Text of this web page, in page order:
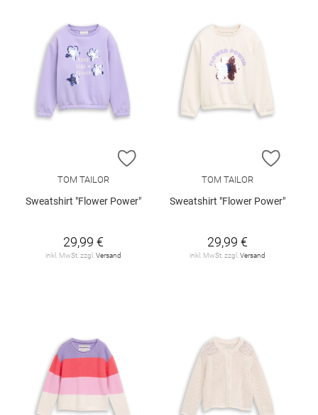
ZUR WUNSCHLISTE HINZUFÜGEN
TOM TAILOR
Sweatshirt "Flower Power"
29,99 €
inkl. MwSt. zzgl. Versand
ZUR
TOM TAILOR
Sweatshirt "Flower Power"
29,99 €
inkl. MwSt. zzgl. Versand